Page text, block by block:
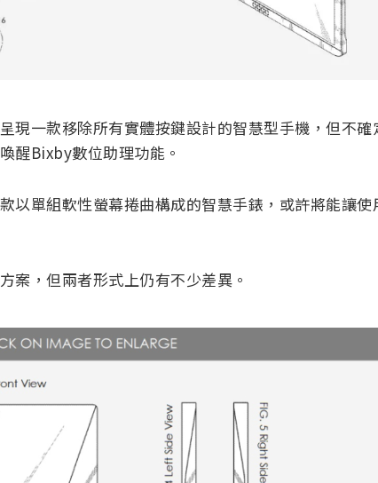
現一款移除所有實體按鍵設計的智慧型手機，但不確
醒Bixby數位助理功能。
以單組軟性螢幕捲曲構成的智慧手錶，或許將能讓使
案，但兩者形式上仍有不少差異。